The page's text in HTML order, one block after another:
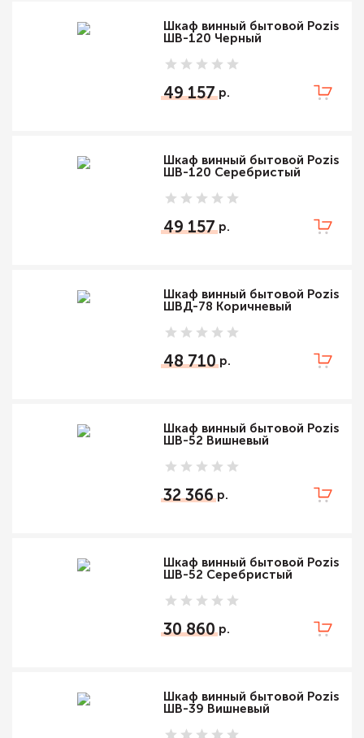
Шкаф винный бытовой Pozis
ШВ-120 Черный
49 157
Шкаф винный бытовой Pozis
ШВ-120 Серебристый
49 157
Шкаф винный бытовой Pozis
ШВД-78 Коричневый
48 710
Шкаф винный бытовой Pozis
ШВ-52 Вишневый
32 366
Шкаф винный бытовой Pozis
ШВ-52 Серебристый
30 860
Шкаф винный бытовой Pozis
ШВ-39 Вишневый